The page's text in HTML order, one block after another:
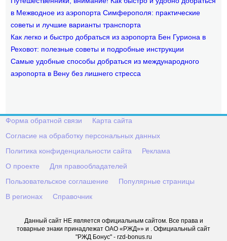
в Межводное из аэропорта Симферополя: практические
советы и лучшие варианты транспорта
Как легко и быстро добраться из аэропорта Бен Гуриона в
Реховот: полезные советы и подробные инструкции
Самые удобные способы добраться из международного
аэропорта в Вену без лишнего стресса
Форма обратной связи
Карта сайта
Согласие на обработку персональных данных
Политика конфиденциальности сайта
Реклама
О проекте
Для правообладателей
Пользовательское соглашение
Популярные страницы
В регионах
Справочник
Данный сайт НЕ является официальным сайтом. Все права и
товарные знаки принадлежат ОАО «РЖД»» и . Официальный сайт
"РЖД Бонус" - rzd-bonus.ru